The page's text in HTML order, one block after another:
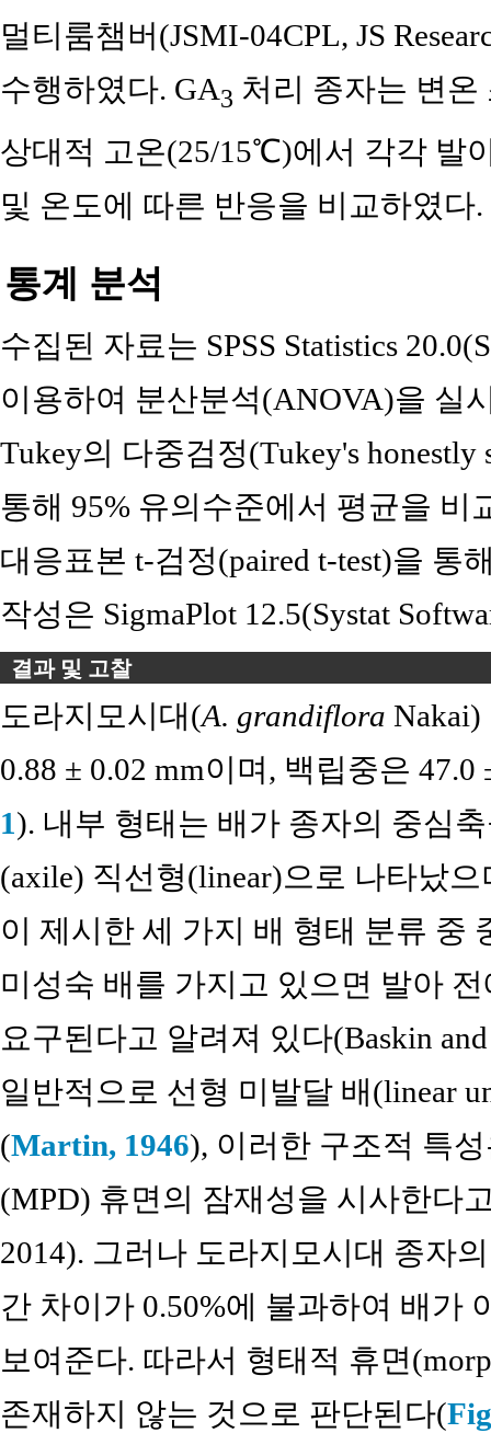
멀티룸챔버(JSMI-04CPL, JS
수행하였다. GA3 처리 종자는 변
상대적 고온(25/15℃)에서 각각 발
및 온도에 따른 반응을 비교하였다.
통계 분석
수집된 자료는 SPSS Statistics
이용하여 분산분석(ANOVA)을 실
Tukey의 다중검정(Tukey's honestly
통해 95% 유의수준에서 평균을 비
대응표본 t-검정(paired t-test)을 통
작성은 SigmaPlot 12.5(Systat
결과 및 고찰
도라지모시대(A. grandiflora Nakai)
0.88 ± 0.02 mm이며, 백립중은
1). 내부 형태는 배가 종자의 중심
(axile) 직선형(linear)으로 나타났
이 제시한 세 가지 배 형태 분류 중
미성숙 배를 가지고 있으면 발아
요구된다고 알려져 있다(Baskin
일반적으로 선형 미발달 배(linear
(Martin, 1946), 이러한 구조적 특
(MPD) 휴면의 잠재성을 시사한다
2014). 그러나 도라지모시대 종자
간 차이가 0.50%에 불과하여 배가
보여준다. 따라서 형태적 휴면
존재하지 않는 것으로 판단된다(